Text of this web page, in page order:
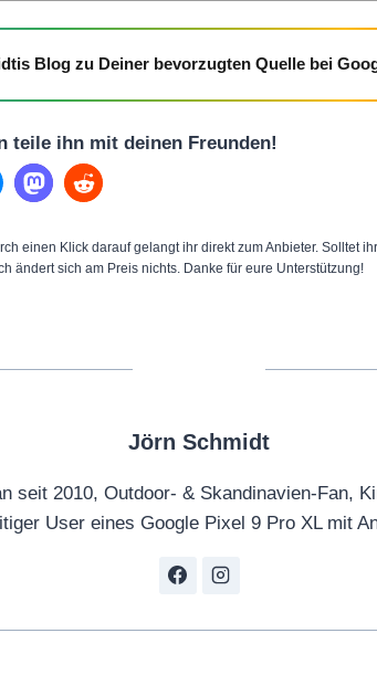
Blog zu Deiner bevorzugten Quelle bei
teile ihn mit deinen Freunden!
einen Klick darauf gelangt ihr direkt zum Anbieter. Solltet
ändert sich am Preis nichts. Danke für eure Unterstützung!
Jörn Schmidt
seit 2010, Outdoor- & Skandinavien-Fan,
User eines Google Pixel 9 Pro XL mit